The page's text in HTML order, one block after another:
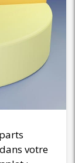
votre